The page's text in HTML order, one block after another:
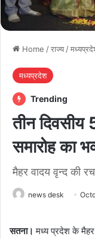
Home /राज्य /
मध्यप्रदेश
Trending
तीन दिवसीय
समारोह का
मैहर वादय वृन्द की
news desk
सतना। मध्य प्रदेश के मैहर